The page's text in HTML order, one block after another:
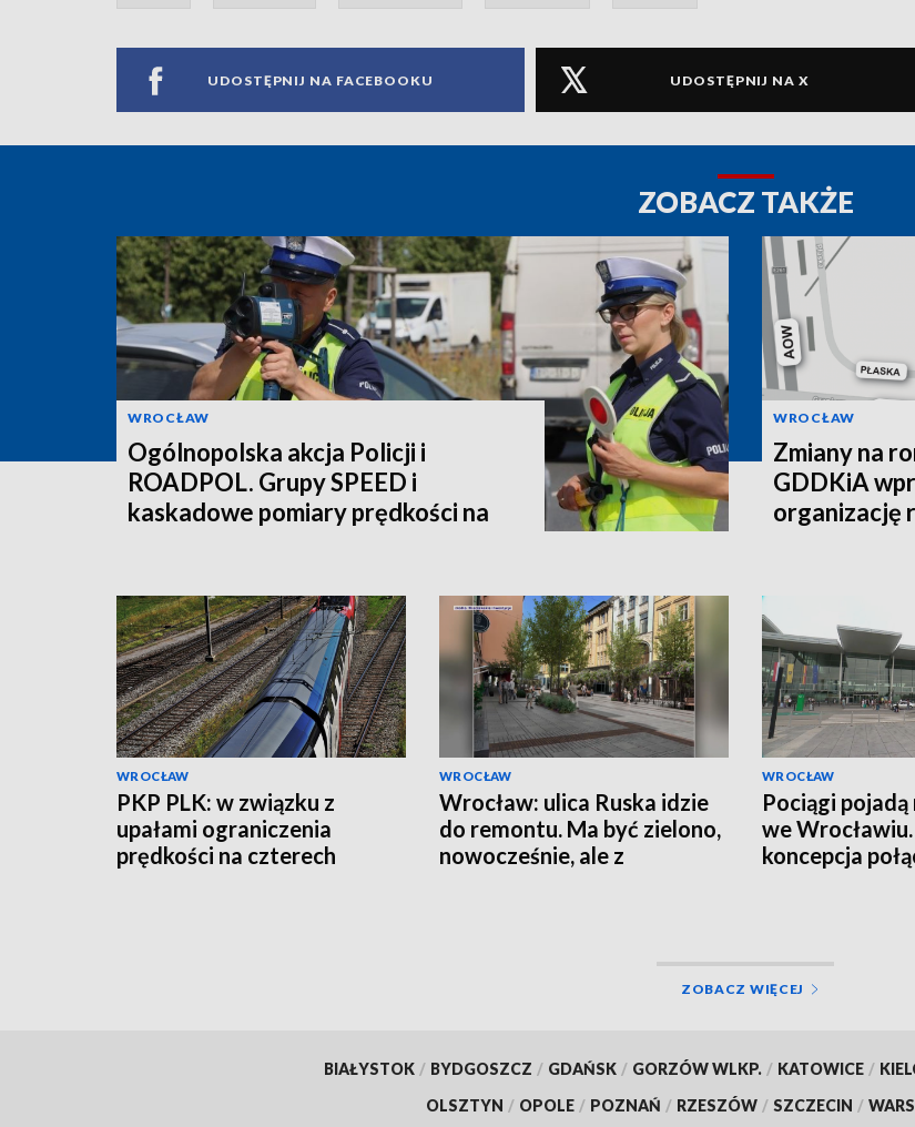
UDOSTĘPNIJ NA FACEBOOKU UDOSTĘPNIJ NA X
ZOBACZ TAKŻE
WROCŁAW
Ogólnopolska akcja Policji i
ROADPOL. Grupy SPEED i
kaskadowe pomiary prędkości na
WROCŁAW
Zmiany na
GDDKiA
organizację
WROCŁAW
PKP PLK: w związku z
upałami ograniczenia
prędkości na czterech
WROCŁAW
Wrocław: ulica Ruska idzie
do remontu. Ma być zielono,
nowocześnie, ale z
WROCŁAW
Pociągi
we
koncepcja
ZOBACZ WIĘCEJ
BIAŁYSTOK / BYDGOSZCZ / GDAŃSK / GORZÓW WLKP. / KATOWICE /
OLSZTYN / OPOLE / POZNAŃ / RZESZÓW / SZCZECIN /